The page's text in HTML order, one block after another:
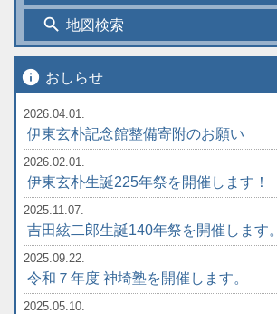
search 地図検索
info おしらせ
2026.04.01.
伊東玄朴記念館整備寄附のお願い
2026.02.01.
伊東玄朴生誕225年祭を開催します！
2025.11.07.
吉田絃二郎生誕140年祭を開催します。
2025.09.22.
令和７年度 神埼塾を開催します。
2025.05.10.